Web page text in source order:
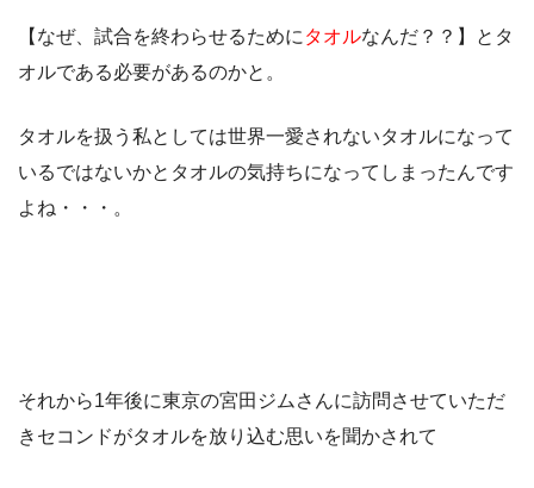
【なぜ、試合を終わらせるために タオルなんだ？？】とタ
オルである必要があるのかと。
タオルを扱う私としては世界一愛されないタオルになって
いるではないかとタオルの気持ちになってしまったんです
よね・・・。
それから1年後に東京の宮田ジムさんに訪問させていただ
きセコンドがタオルを放り込む思いを聞かされて